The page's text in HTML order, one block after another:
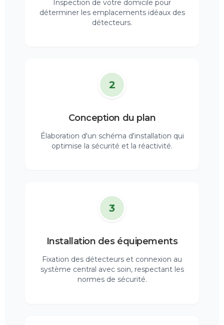
Inspection de votre domicile pour
déterminer les emplacements idéaux des
détecteurs.
2
Conception du plan
Élaboration d'un schéma d'installation qui
optimise la sécurité et la réactivité.
3
Installation des équipements
Fixation des détecteurs et connexion au
système central avec soin, respectant les
normes de sécurité.